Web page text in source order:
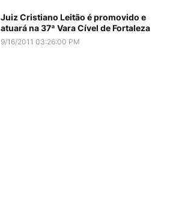
Juiz Cristiano Leitão é promovido e
atuará na 37ª Vara Cível de Fortaleza
9/16/2011 03:26:00 PM